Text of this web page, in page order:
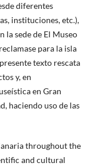
diferentes
instituciones, etc.),
la sede de El Museo
para la isla
texto rescata
y, en
en Gran
haciendo uso de las
throughout the
and cultural